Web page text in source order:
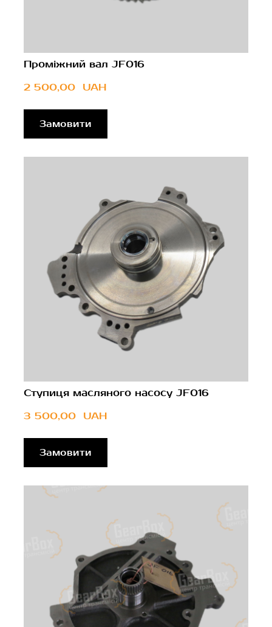
Проміжний вал JF016
2 500,00  UAH
Замовити
Ступиця масляного насосу JF016
3 500,00  UAH
Замовити